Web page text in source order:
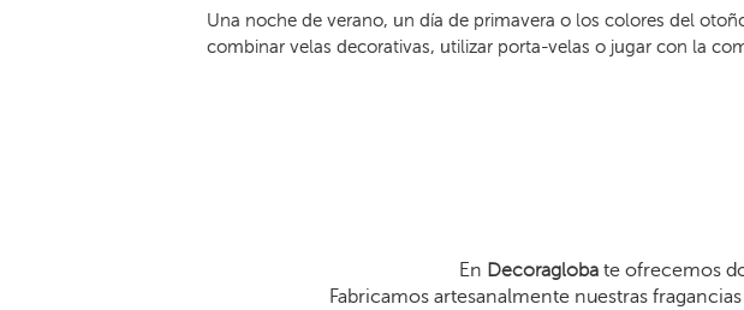
Una noche de verano, un día de primavera o los colores del
combinar velas decorativas, utilizar porta-velas o jugar con la
En Decoraglobate ofrecemos
Fabricamos artesanalmente nuestras